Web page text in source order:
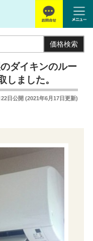
価格検索
ダイキンのルー
しました。
日公開 (2021年6月17日更新)